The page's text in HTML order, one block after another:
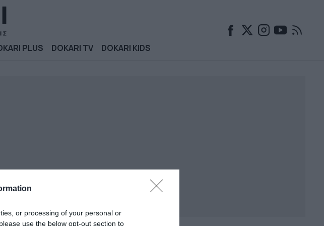
or processing of your personal or
use the below opt-out section to
PLUS DOKARI TV DOKARI KIDS